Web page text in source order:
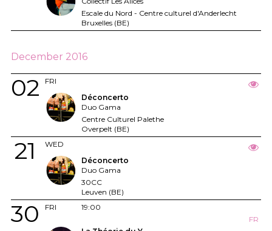
Escale du Nord - Centre culturel d'Anderlecht
Bruxelles (BE)
December 2016
FRI
02
Déconcerto
Duo Gama
Centre Culturel Palethe
Overpelt (BE)
WED
21
Déconcerto
Duo Gama
30CC
Leuven (BE)
FRI
30
19:00
FR